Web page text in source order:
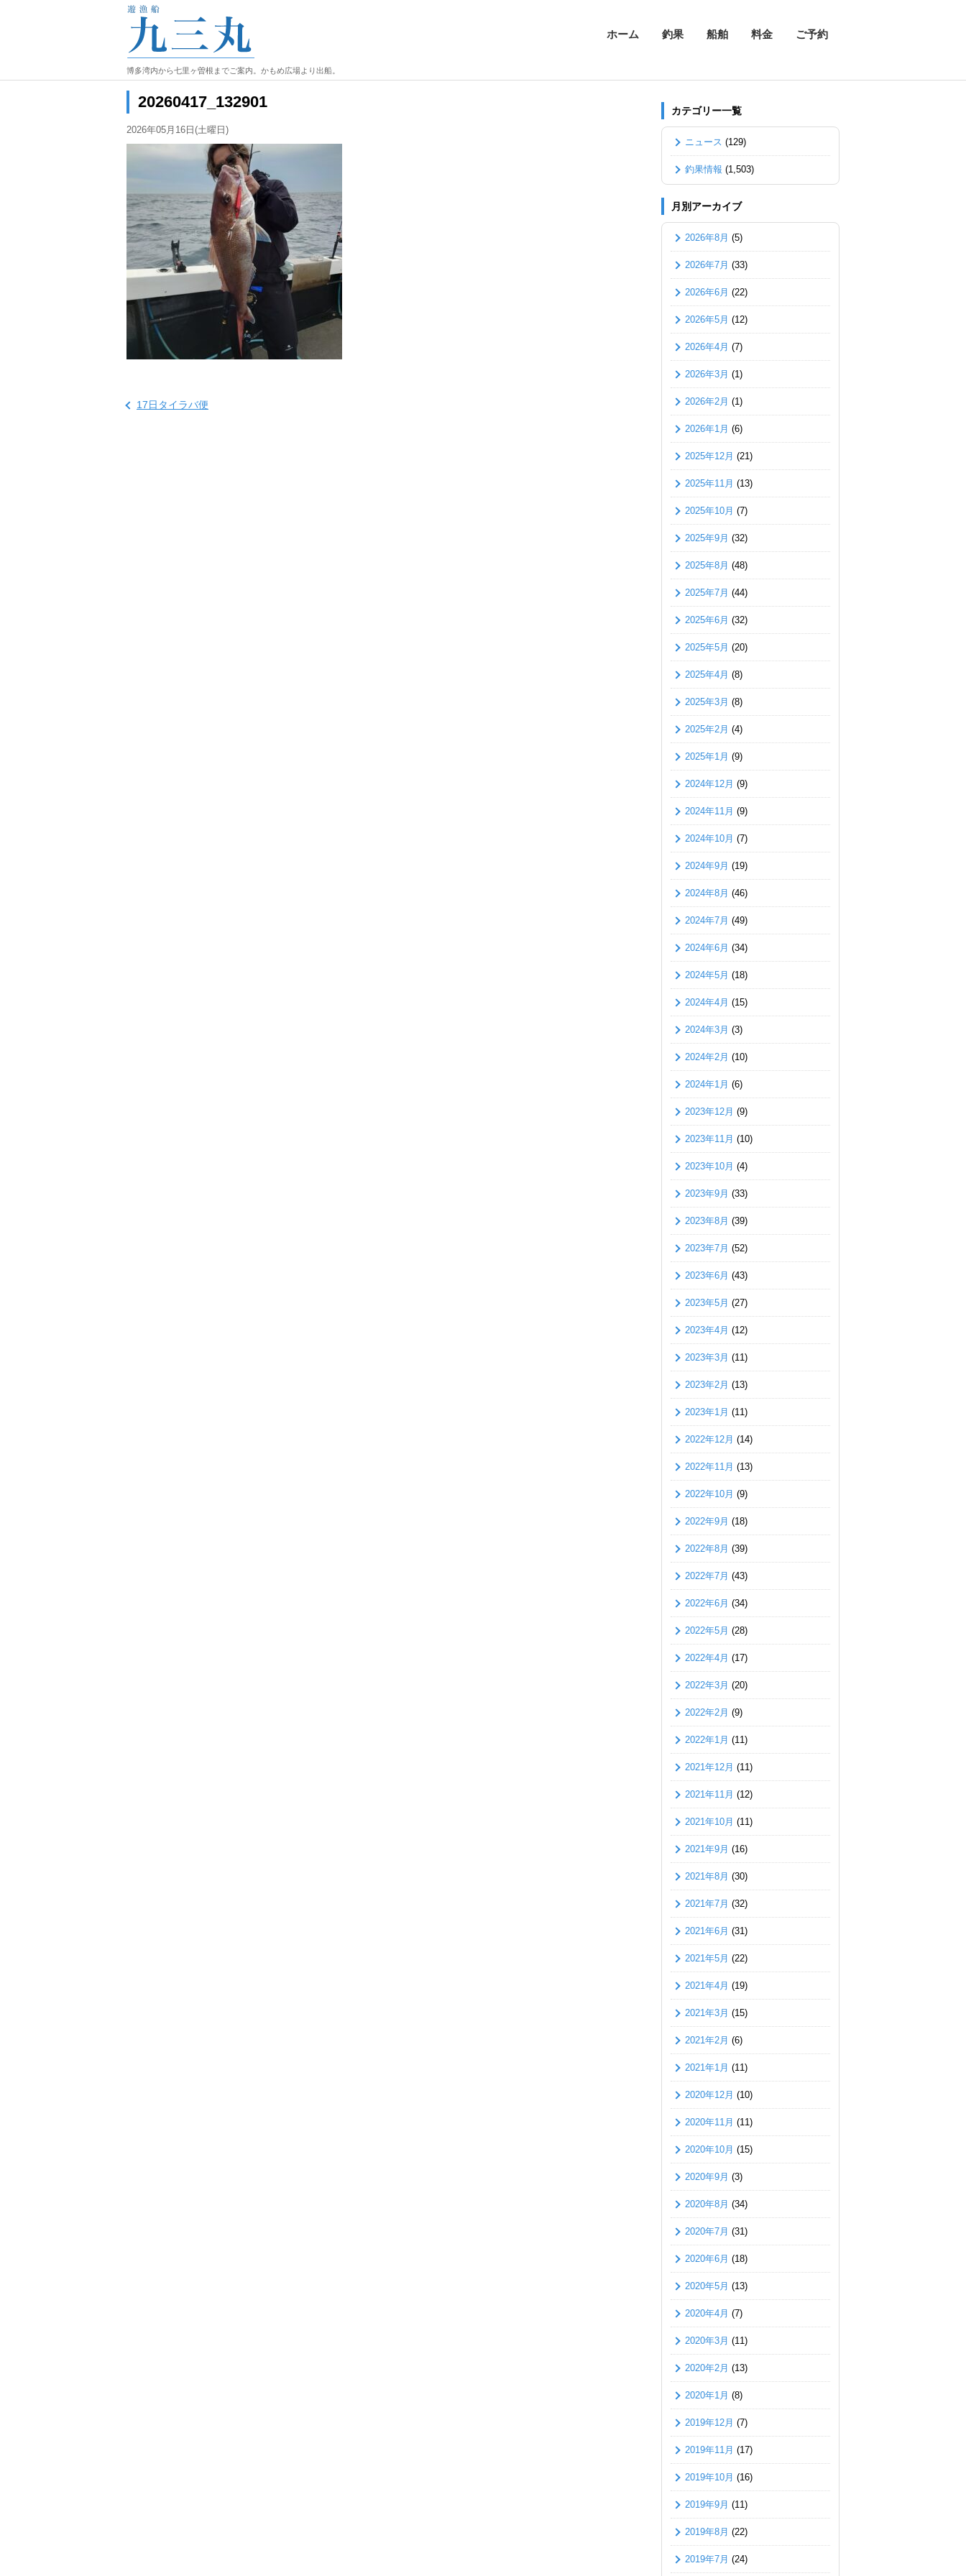
博多湾内から七里ヶ曽根までご案内。かもめ広場より出船。
ホーム 釣果 船舶 料金 ご予約
20260417_132901
2026年05月16日(土曜日)
17日タイラバ便
カテゴリー一覧
ニュース (129)
釣果情報 (1,503)
月別アーカイブ
2026年8月 (5)
2026年7月 (33)
2026年6月 (22)
2026年5月 (12)
2026年4月 (7)
2026年3月 (1)
2026年2月 (1)
2026年1月 (6)
2025年12月 (21)
2025年11月 (13)
2025年10月 (7)
2025年9月 (32)
2025年8月 (48)
2025年7月 (44)
2025年6月 (32)
2025年5月 (20)
2025年4月 (8)
2025年3月 (8)
2025年2月 (4)
2025年1月 (9)
2024年12月 (9)
2024年11月 (9)
2024年10月 (7)
2024年9月 (19)
2024年8月 (46)
2024年7月 (49)
2024年6月 (34)
2024年5月 (18)
2024年4月 (15)
2024年3月 (3)
2024年2月 (10)
2024年1月 (6)
2023年12月 (9)
2023年11月 (10)
2023年10月 (4)
2023年9月 (33)
2023年8月 (39)
2023年7月 (52)
2023年6月 (43)
2023年5月 (27)
2023年4月 (12)
2023年3月 (11)
2023年2月 (13)
2023年1月 (11)
2022年12月 (14)
2022年11月 (13)
2022年10月 (9)
2022年9月 (18)
2022年8月 (39)
2022年7月 (43)
2022年6月 (34)
2022年5月 (28)
2022年4月 (17)
2022年3月 (20)
2022年2月 (9)
2022年1月 (11)
2021年12月 (11)
2021年11月 (12)
2021年10月 (11)
2021年9月 (16)
2021年8月 (30)
2021年7月 (32)
2021年6月 (31)
2021年5月 (22)
2021年4月 (19)
2021年3月 (15)
2021年2月 (6)
2021年1月 (11)
2020年12月 (10)
2020年11月 (11)
2020年10月 (15)
2020年9月 (3)
2020年8月 (34)
2020年7月 (31)
2020年6月 (18)
2020年5月 (13)
2020年4月 (7)
2020年3月 (11)
2020年2月 (13)
2020年1月 (8)
2019年12月 (7)
2019年11月 (17)
2019年10月 (16)
2019年9月 (11)
2019年8月 (22)
2019年7月 (24)